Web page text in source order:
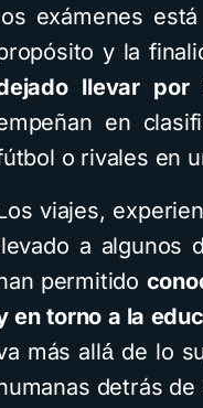
exámenes
y la
llevar por
en
o rivales en
viajes,
a algunos
permitido
en torno a la
más allá́ de lo
detrás